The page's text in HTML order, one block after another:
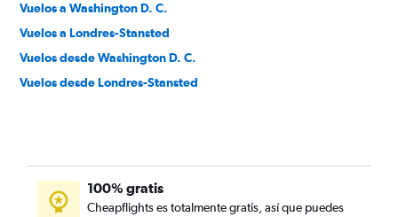
Vuelos a Washington D. C.
Vuelos a Londres-Stansted
Vuelos desde Washington D. C.
Vuelos desde Londres-Stansted
100% gratis
Cheapflights es totalmente gratis, así que puedes